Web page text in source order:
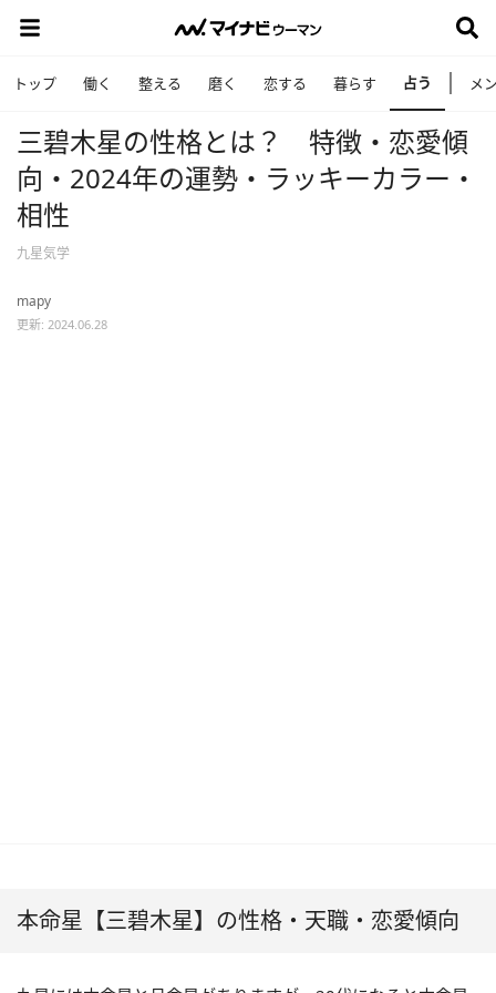
トップ 働く 整える 磨く 恋する 暮らす 占う メ
三碧木星の性格とは？ 特徴・恋愛傾
向・2024年の運勢・ラッキーカラー・
相性
九星気学
mapy
更新: 2024.06.28
本命星【三碧木星】の性格・天職・恋愛傾向